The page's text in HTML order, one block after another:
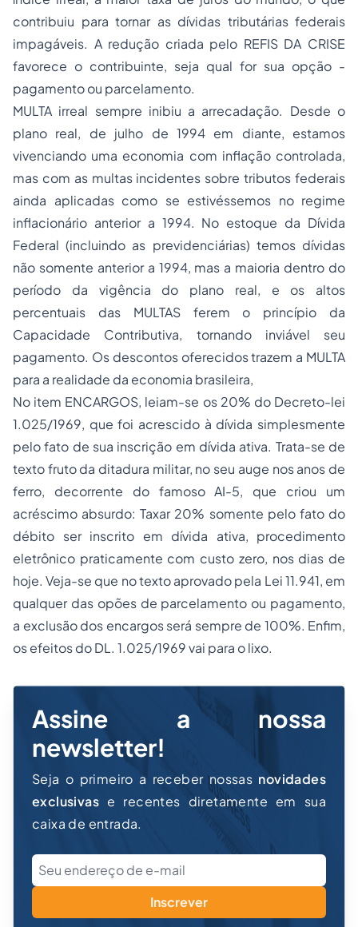
contribuiu para tornar as dívidas tributárias federais
impagáveis. A redução criada pelo REFIS DA CRISE
favorece o contribuinte, seja qual for sua opção -
pagamento ou parcelamento.
MULTA irreal sempre inibiu a arrecadação. Desde o
plano real, de julho de 1994 em diante, estamos
vivenciando uma economia com inflação controlada,
mas com as multas incidentes sobre tributos federais
ainda aplicadas como se estivéssemos no regime
inflacionário anterior a 1994. No estoque da Dívida
Federal (incluindo as previdenciárias) temos dívidas
não somente anterior a 1994, mas a maioria dentro do
período da vigência do plano real, e os altos
percentuais das MULTAS ferem o princípio da
Capacidade Contributiva, tornando inviável seu
pagamento. Os descontos oferecidos trazem a MULTA
para a realidade da economia brasileira,
No item ENCARGOS, leiam-se os 20% do Decreto-lei
1.025/1969, que foi acrescido à dívida simplesmente
pelo fato de sua inscrição em dívida ativa. Trata-se de
texto fruto da ditadura militar, no seu auge nos anos de
ferro, decorrente do famoso AI-5, que criou um
acréscimo absurdo: Taxar 20% somente pelo fato do
débito ser inscrito em dívida ativa, procedimento
eletrônico praticamente com custo zero, nos dias de
hoje. Veja-se que no texto aprovado pela Lei 11.941, em
qualquer das opões de parcelamento ou pagamento,
a exclusão dos encargos será sempre de 100%. Enfim,
os efeitos doDL. 1.025/1969vai para o lixo.
Assine a nossa
newsletter!
Seja o primeiro a receber nossas novidades
exclusivas e recentes diretamente em sua
caixa de entrada.
Inscrever